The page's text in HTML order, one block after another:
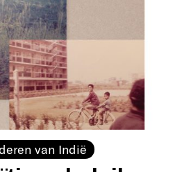
van Indië